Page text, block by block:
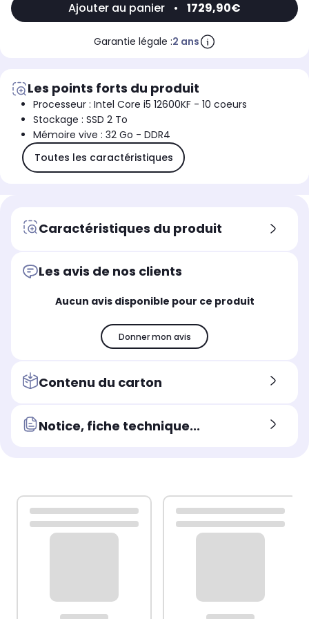
Ajouter au panier • 1729,90€
Garantie légale :2 ans
Les points forts du produit
Processeur : Intel Core i5 12600KF - 10 coeurs
Stockage : SSD 2 To
Mémoire vive : 32 Go - DDR4
Toutes les caractéristiques
Caractéristiques du produit
Les avis de nos clients
Aucun avis disponible pour ce produit
Donner mon avis
Contenu du carton
Notice, fiche technique...